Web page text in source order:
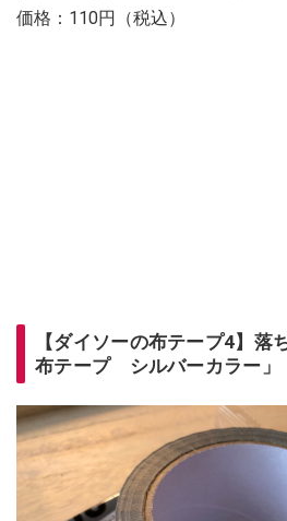
価格：110円（税込）
【ダイソーの布テープ4】落
布テープ シルバーカラー」